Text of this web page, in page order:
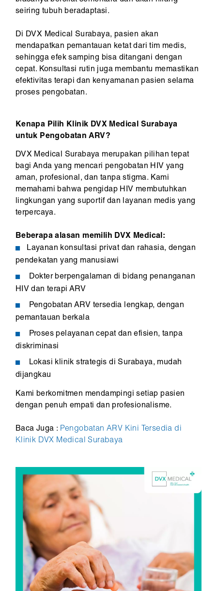
seiring tubuh beradaptasi.
Di DVX Medical Surabaya, pasien akan
mendapatkan pemantauan ketat dari tim medis,
sehingga efek samping bisa ditangani dengan
cepat. Konsultasi rutin juga membantu memastikan
efektivitas terapi dan kenyamanan pasien selama
proses pengobatan.
Kenapa Pilih Klinik DVX Medical Surabaya
untuk Pengobatan ARV?
DVX Medical Surabaya merupakan pilihan tepat
bagi Anda yang mencari pengobatan HIV yang
aman, profesional, dan tanpa stigma. Kami
memahami bahwa pengidap HIV membutuhkan
lingkungan yang suportif dan layanan medis yang
terpercaya.
Beberapa alasan memilih DVX Medical:
Layanan konsultasi privat dan rahasia, dengan
pendekatan yang manusiawi
Dokter berpengalaman di bidang penanganan
HIV dan terapi ARV
Pengobatan ARV tersedia lengkap, dengan
pemantauan berkala
Proses pelayanan cepat dan efisien, tanpa
diskriminasi
Lokasi klinik strategis di Surabaya, mudah
dijangkau
Kami berkomitmen mendampingi setiap pasien
dengan penuh empati dan profesionalisme.
Baca Juga : Pengobatan ARV Kini Tersedia di
Klinik DVX Medical Surabaya